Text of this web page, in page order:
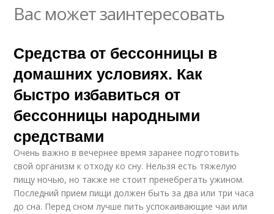
Вас может заинтересовать
Средства от бессонницы в
домашних условиях. Как
быстро избавиться от
бессонницы народными
средствами
Очень важно в вечернее время заранее подготовить
свой организм к отходу ко сну. Нельзя есть тяжелую
пищу ночью, но также не стоит пренебрегать ужином.
Последний прием пищи должен быть за два или три часа
до сна. Перед сном лучше пить успокаивающие чаи или